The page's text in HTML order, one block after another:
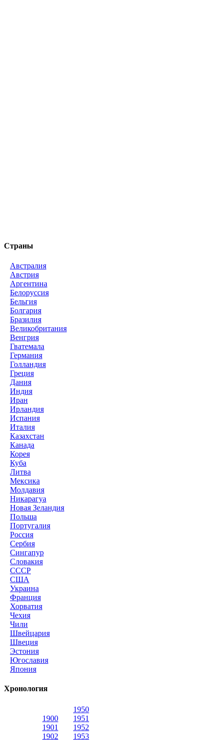
Страны
Австралия
Австрия
Аргентина
Белоруссия
Бельгия
Болгария
Бразилия
Великобритания
Венгрия
Гватемала
Германия
Голландия
Греция
Дания
Индия
Иран
Ирландия
Испания
Италия
Казахстан
Канада
Корея
Куба
Литва
Мексика
Молдавия
Никарагуа
Новая Зеландия
Польша
Португалия
Россия
Сербия
Сингапур
Словакия
СССР
США
Украина
Франция
Хорватия
Чехия
Чили
Швейцария
Швеция
Эстония
Югославия
Япония
Хронология
1900
1901
1902
1950
1951
1952
1953